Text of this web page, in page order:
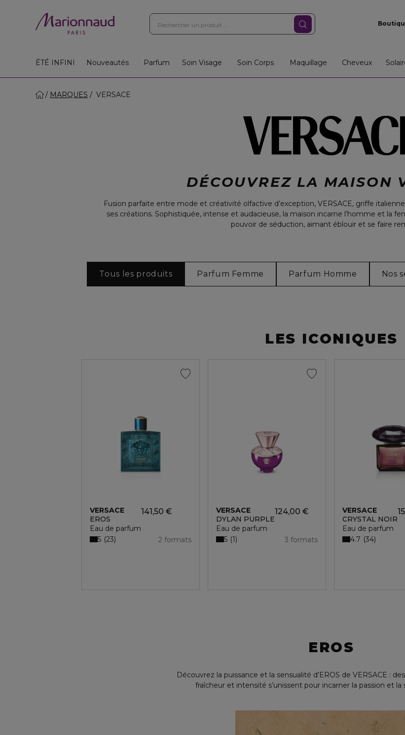
ÉTÉ INFINI
Nouveautés Parfum Soin Visage Soin Corps Maquillage Cheveux
MARQUES VERSACE
DÉCOUVREZ LA MAISON
Fusion parfaite entre mode et créativité olfactive d’exception, VERSACE, griffe
ses créations. Sophistiquée, intense et audacieuse, la maison incarne l’homme et la
pouvoir de séduction, aimant éblouir et se faire
Tous les produits Parfum Femme Parfum Homme Nos
LES ICONIQUES
VERSACE
EROS
Eau de parfum
141,50 €
2 formats
5 23
VERSACE
DYLAN PURPLE
Eau de parfum
124,00 €
3 formats
5 1
VERSACE
CRYSTAL NOIR
Eau de parfum
4.7 34
EROS
Découvrez la puissance et la sensualité d’EROS de VERSACE :
fraîcheur et intensité s’unissent pour incarner la passion et la